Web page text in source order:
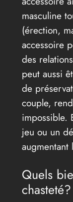
masculine
(érection,
accessoire
des
peut aussi
de
couple,
impossible.
jeu ou un
augmentant
Quels
chasteté?